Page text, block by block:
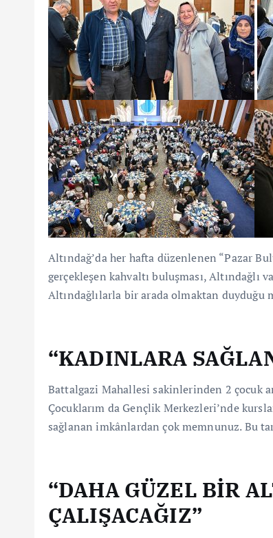
Altındağ’da her hafta düzenlenen “Pazar
gerçekleşen kahvaltı buluşması,
Altındağlılarla bir arada olmaktan
“KADINLARA
Battalgazi Mahallesi sakinlerinden 2 çocuk
Çocuklarım da Gençlik Merkezleri’nde
sağlanan imkânlardan çok memnunuz. Bu
“DAHA GÜZEL BİR
ÇALIŞACAĞIZ”